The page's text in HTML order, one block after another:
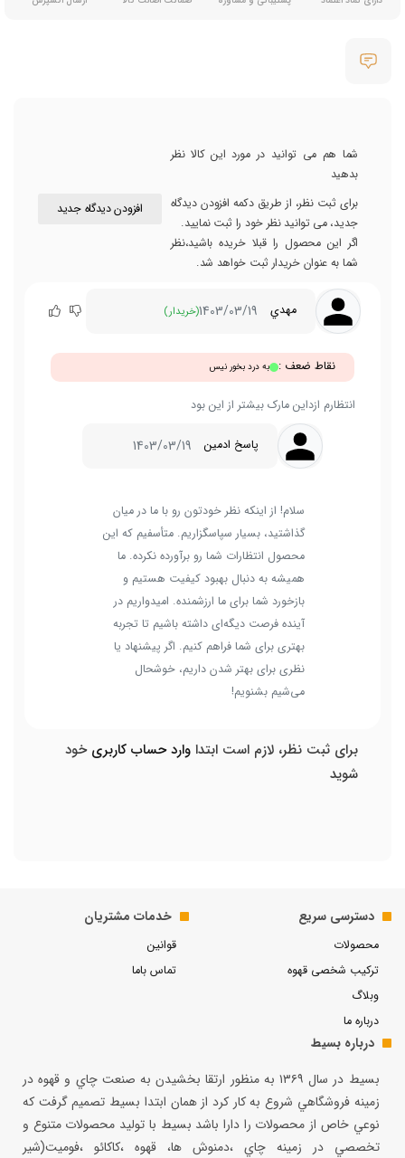
شما هم می توانید در مورد این کالا نظر
بدهید
برای ثبت نظر، از طریق دکمه افزودن دیدگاه
جدید، می توانید نظر خود را ثبت نمایید.
اگر این محصول را قبلا خریده باشید،نظر
شما به عنوان خریدار ثبت خواهد شد.
افزودن دیدگاه جدید
مهدي 1403/03/19(خریدار)
نقاط ضعف : به درد بخور نیس
انتظارم ازداین مارک بیشتر از این بود
پاسخ ادمین 1403/03/19
سلام! از اینکه نظر خودتون رو با ما در میان
گذاشتید، بسیار سپاسگزاریم. متأسفیم که این
محصول انتظارات شما رو برآورده نکرده. ما
همیشه به دنبال بهبود کیفیت هستیم و
بازخورد شما برای ما ارزشمنده. امیدواریم در
آینده فرصت دیگه‌ای داشته باشیم تا تجربه
بهتری برای شما فراهم کنیم. اگر پیشنهاد یا
نظری برای بهتر شدن داریم، خوشحال
می‌شیم بشنویم!
برای ثبت نظر، لازم است ابتدا وارد حساب کاربریخود
شوید
دسترسی سریع
محصولات
ترکیب شخصی قهوه
وبلاگ
درباره ما
خدمات مشتریان
قوانین
تماس باما
درباره بسیط
بسيط در سال ۱۳۶۹ به منظور ارتقا بخشيدن به صنعت چاي و قهوه در
زمينه فروشگاهي شروع به كار كرد از همان ابتدا بسيط تصميم گرفت كه
نوعي خاص از محصولات را دارا باشد بسيط با توليد محصولات متنوع و
تخصصي در زمينه چاي ،دمنوش ها، قهوه ،كاكائو ،فوميت(شير